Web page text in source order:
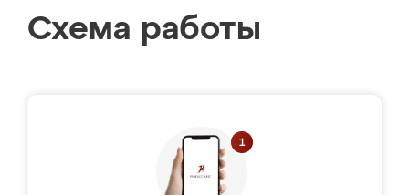
Схема работы